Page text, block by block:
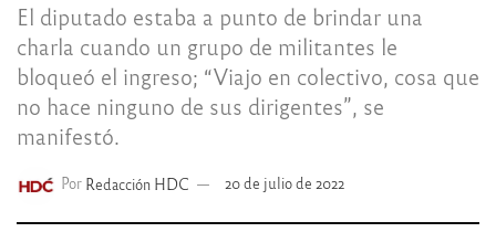
El diputado estaba a punto de brindar una
charla cuando un grupo de militantes le
bloqueó el ingreso; “Viajo en colectivo, cosa que
no hace ninguno de sus dirigentes”, se
manifestó.
Por Redacción HDC 20 de julio de 2022